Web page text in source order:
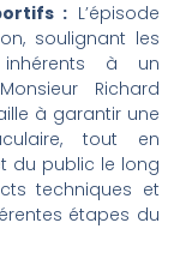
: L’épisode
soulignant les
à un
Richard
à garantir une
tout en
du public le long
techniques et
étapes du